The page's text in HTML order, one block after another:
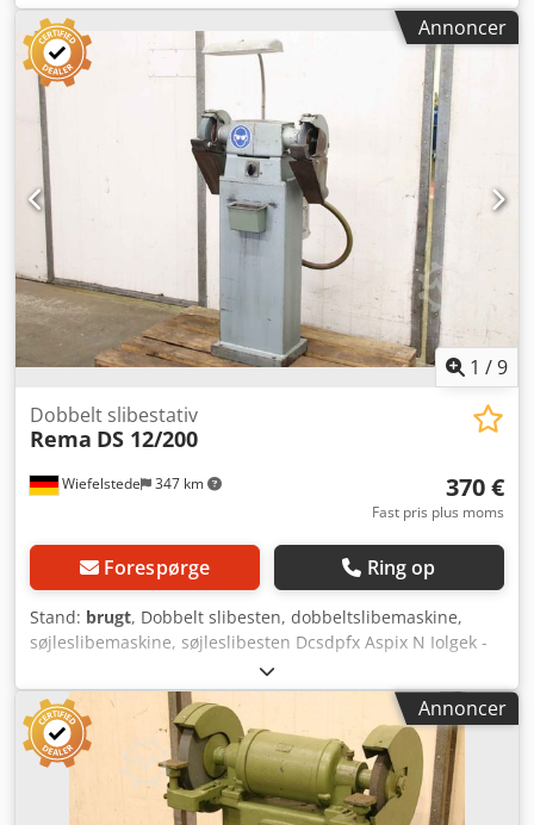
mm - Driftsspænding: 380 Volt - Dimensioner:
690/500/H1260 mm Dcjdpfxecwl A Ij Algjk - Vægt: 148 kg
Annoncer
1 /9
Wiefelstede 347 km
Dobbelt slibestativ
Rema DS 12/200
370 €
Fast pris plus moms
Forespørge Ring op
Stand: brugt, Dobbelt slibesten, dobbeltslibemaskine,
søjleslibemaskine, søjleslibesten Dcsdpfx Aspix N Iolgek -
Fabrikat: Rema, dobbeltslibesten type DS 12/200 -
Slibeskiver: maks. Ø 200 x 32 x 51 mm - Motoreffekt: 0,9 kW
- Omdrejningstal: 2900 o/min - Driftsspænding: 220/380
Volt - Dimensioner: 550/410/H1070 mm - Vægt: 72 kg
Annoncer